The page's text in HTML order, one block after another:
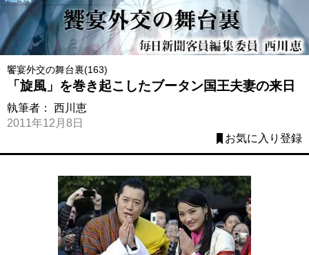
饗宴外交の舞台裏(163)
「旋風」を巻き起こしたブータン国王夫妻の来日
執筆者： 西川恵
2011年12月8日
お気に入り登録